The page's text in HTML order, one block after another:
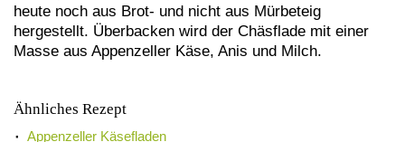
heute noch aus Brot- und nicht aus Mürbeteig
hergestellt. Überbacken wird der Chäsflade mit einer
Masse aus Appenzeller Käse, Anis und Milch.
Ähnliches Rezept
Appenzeller Käsefladen